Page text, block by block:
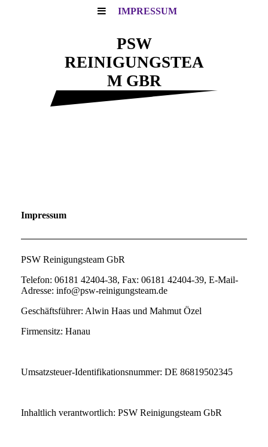
IMPRESSUM
PSW
REINIGUNGSTEA
M GBR
Impressum
PSW Reinigungsteam GbR
Telefon: 06181 42404-38, Fax: 06181 42404-39, E-Mail-
Adresse: info@psw-reinigungsteam.de
Geschäftsführer: Alwin Haas und Mahmut Özel
Firmensitz: Hanau
Umsatzsteuer-Identifikationsnummer: DE 86819502345
Inhaltlich verantwortlich: PSW Reinigungsteam GbR